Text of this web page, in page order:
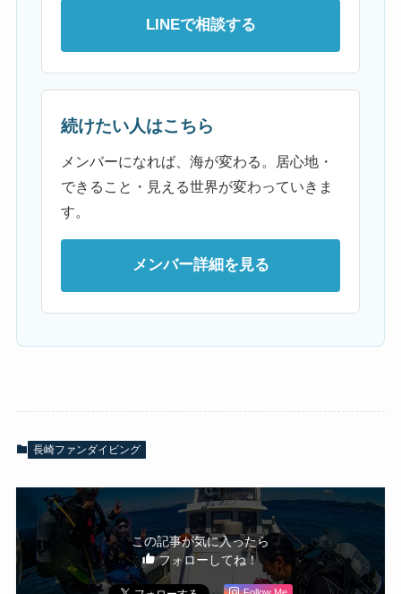
LINEで相談する
続けたい人はこちら
メンバーになれば、海が変わる。居心地・
できること・見える世界が変わっていきま
す。
メンバー詳細を見る
長崎ファンダイビング
この記事が気に入ったら
フォローしてね！